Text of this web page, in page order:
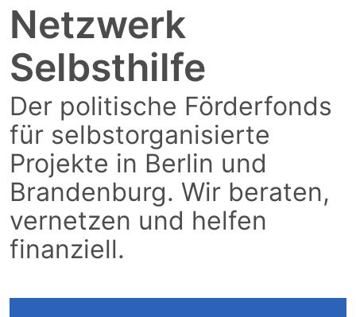
Netzwerk
Selbsthilfe
Der politische Förderfonds
für selbstorganisierte
Projekte in Berlin und
Brandenburg. Wir beraten,
vernetzen und helfen
finanziell.